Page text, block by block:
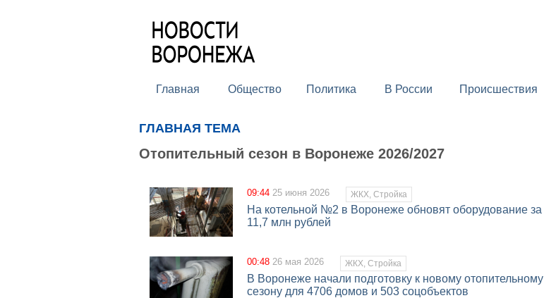
Главная Общество Политика В России Происшествия
ГЛАВНАЯ ТЕМА
Отопительный сезон в Воронеже 2026/2027
09:44 25 июня 2026 ЖКХ, Стройка
На котельной №2 в Воронеже обновят оборудование за
11,7 млн рублей
00:48 26 мая 2026 ЖКХ, Стройка
В Воронеже начали подготовку к новому отопительному
сезону для 4706 домов и 503 соцобъектов